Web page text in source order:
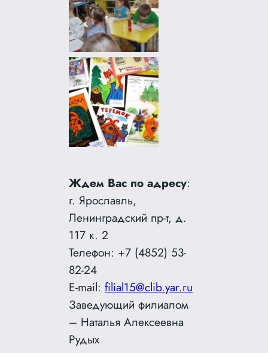
Ждем Вас по адресу:
г. Ярославль,
Ленинградский пр-т, д.
117 к. 2
Телефон: +7 (4852) 53-
82-24
E-mail:filial15@clib.yar.ru
Заведующий филиалом
– Наталья Алексеевна
Рудых